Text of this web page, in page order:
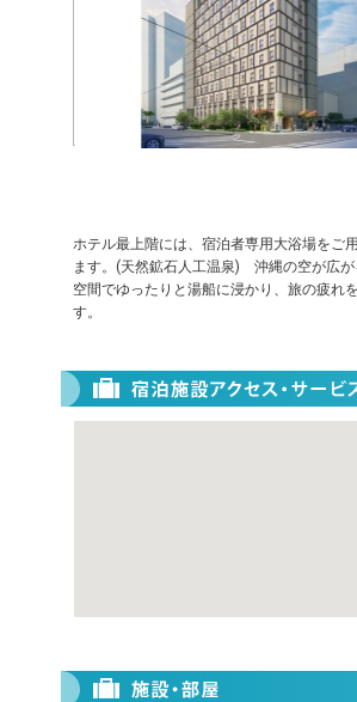
ホテル最上階には、宿泊者専用大浴場をご
ます。(天然鉱石人工温泉) 沖縄の空が広が
空間でゆったりと湯船に浸かり、旅の疲れ
す。